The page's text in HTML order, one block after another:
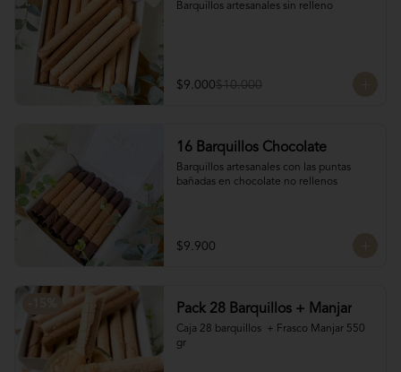
Barquillos artesanales sin relleno
$9.000$10.000
16 Barquillos Chocolate
Barquillos artesanales con las puntas
bañadas en chocolate no rellenos
$9.900
Pack 28 Barquillos + Manjar
Caja 28 barquillos  + Frasco Manjar 550
gr